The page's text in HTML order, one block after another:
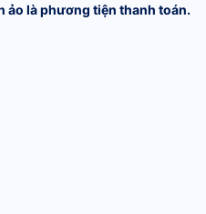
ảo là phương tiện thanh toán.